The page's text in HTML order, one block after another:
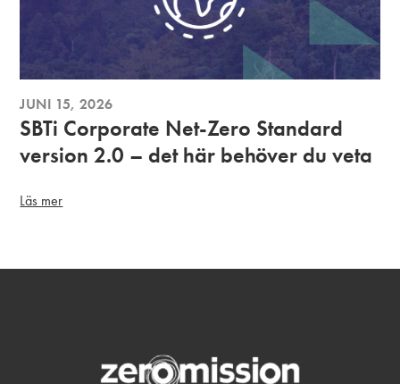
JUNI 15, 2026
SBTi Corporate Net-Zero Standard
version 2.0 – det här behöver du veta
Läs mer